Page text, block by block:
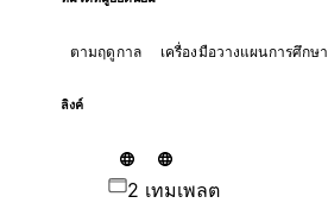
ตามฤดูกาล เครื่องมือวางแผนการศึกษา
ลิงค์
2 เทมเพลต